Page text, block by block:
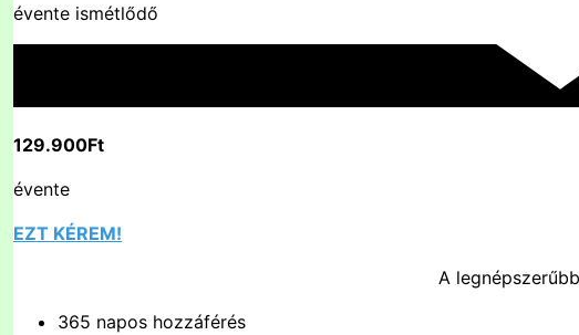
évente ismétlődő
129.900Ft
évente
EZT KÉREM!
A
365 napos hozzáférés